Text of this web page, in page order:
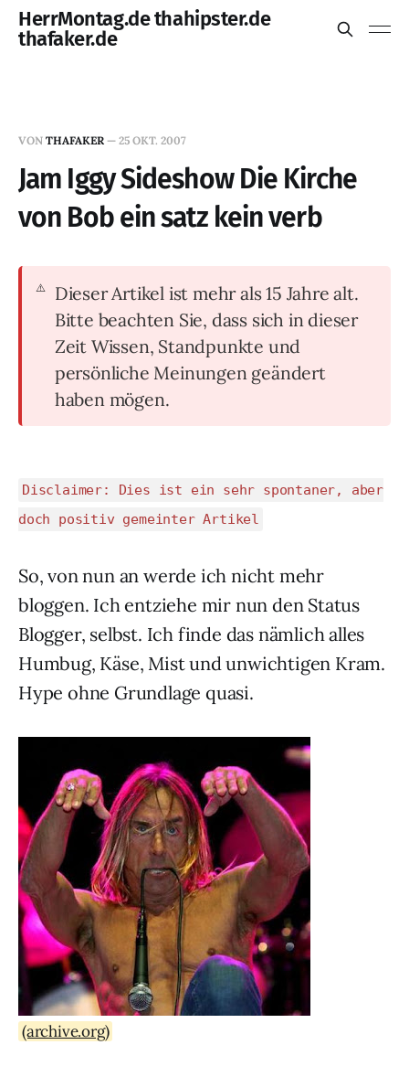
HerrMontag.de thahipster.de
thafaker.de
VON THAFAKER — 25 OKT. 2007
Jam Iggy Sideshow Die Kirche
von Bob ein satz kein verb
Dieser Artikel ist mehr als 15 Jahre alt.
Bitte beachten Sie, dass sich in dieser
Zeit Wissen, Standpunkte und
persönliche Meinungen geändert
haben mögen.
Disclaimer: Dies ist ein sehr spontaner, aber
doch positiv gemeinter Artikel
So, von nun an werde ich nicht mehr
bloggen. Ich entziehe mir nun den Status
Blogger, selbst. Ich finde das nämlich alles
Humbug, Käse, Mist und unwichtigen Kram.
Hype ohne Grundlage quasi.
(archive.org)